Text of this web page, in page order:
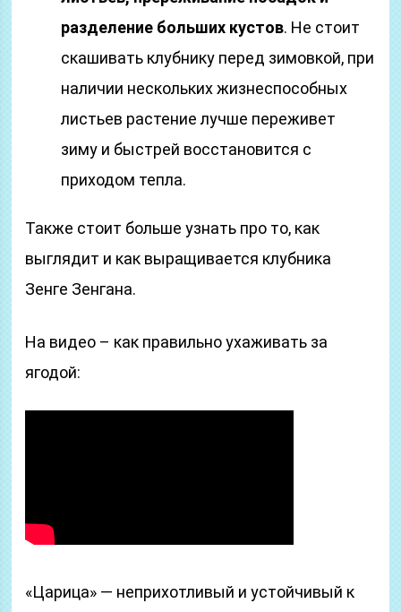
разделение больших кустов. Не стоит
скашивать клубнику перед зимовкой, при
наличии нескольких жизнеспособных
листьев растение лучше переживет
зиму и быстрей восстановится с
приходом тепла.
Также стоит больше узнать про то, как
выглядит и как выращивается клубника
Зенге Зенгана.
На видео – как правильно ухаживать за
ягодой:
«Царица» — неприхотливый и устойчивый к